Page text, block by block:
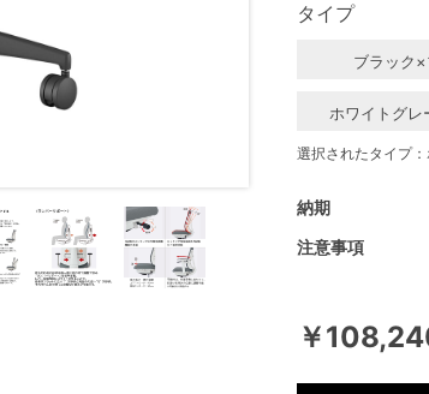
￥
注意事項
納期
タイプ
ブラック
ホワイトグ
選択されたタイプ